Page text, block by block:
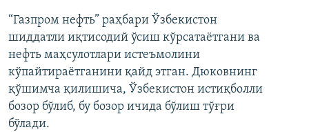
“Газпром нефть” раҳбари Ўзбекистон
шиддатли иқтисодий ўсиш кўрсатаётгани ва
нефть маҳсулотлари истеъмолини
кўпайтираётганини қайд этган. Дюковнинг
қўшимча қилишича, Ўзбекистон истиқболли
бозор бўлиб, бу бозор ичида бўлиш тўғри
бўлади.